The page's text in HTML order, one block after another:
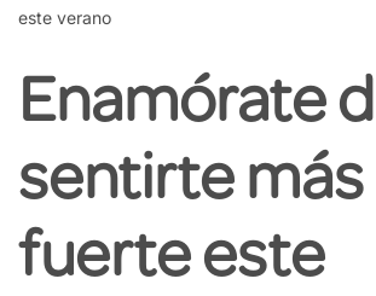
este verano
Enamórate
sentirte más
fuerte este